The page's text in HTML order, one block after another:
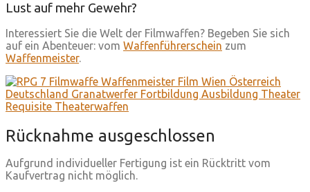
Lust auf mehr Gewehr?
Interessiert Sie die Welt der Filmwaffen? Begeben Sie sich
auf ein Abenteuer: vom Waffenführerschein zum
Waffenmeister.
Rücknahme ausgeschlossen
Aufgrund individueller Fertigung ist ein Rücktritt vom
Kaufvertrag nicht möglich.